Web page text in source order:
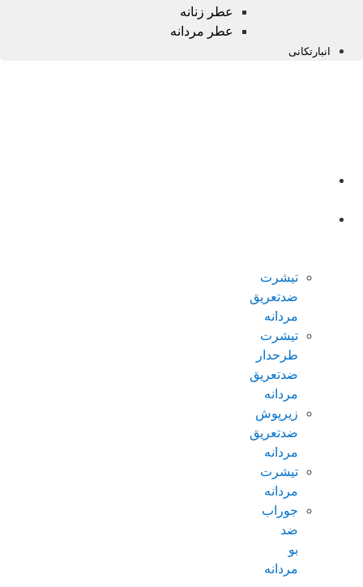
عطر زنانه
عطر مردانه
انبارتکانی
تیشرت
ضدتعریق
مردانه
تیشرت
طرحدار
ضدتعریق
مردانه
زیرپوش
ضدتعریق
مردانه
تیشرت
مردانه
جوراب
ضد
بو
مردانه